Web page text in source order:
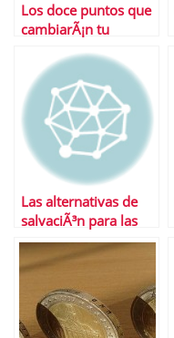
Los doce puntos que
cambiarÃ¡n tu
reforma
Las alternativas de
salvaciÃ³n para las
cajas de ahorro